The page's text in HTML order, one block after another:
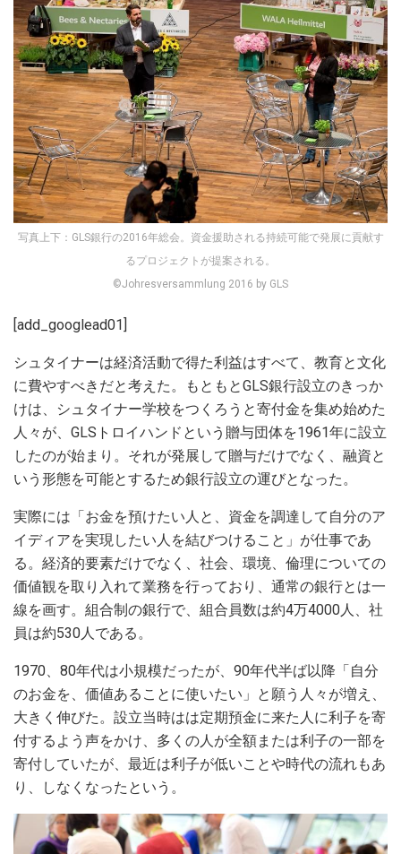
写真上下：GLS銀行の2016年総会。資金援助される持続可能で発展に貢献す
るプロジェクトが提案される。
©Johresversammlung 2016 by GLS
[add_googlead01]
シュタイナーは経済活動で得た利益はすべて、教育と文化
に費やすべきだと考えた。もともとGLS銀行設立のきっか
けは、シュタイナー学校をつくろうと寄付金を集め始めた
人々が、GLSトロイハンドという贈与団体を1961年に設立
したのが始まり。それが発展して贈与だけでなく、融資と
いう形態を可能とするため銀行設立の運びとなった。
実際には「お金を預けたい人と、資金を調達して自分のア
イディアを実現したい人を結びつけること」が仕事であ
る。経済的要素だけでなく、社会、環境、倫理についての
価値観を取り入れて業務を行っており、通常の銀行とは一
線を画す。組合制の銀行で、組合員数は約4万4000人、社
員は約530人である。
1970、80年代は小規模だったが、90年代半ば以降「自分
のお金を、価値あることに使いたい」と願う人々が増え、
大きく伸びた。設立当時はは定期預金に来た人に利子を寄
付するよう声をかけ、多くの人が全額または利子の一部を
寄付していたが、最近は利子が低いことや時代の流れもあ
り、しなくなったという。